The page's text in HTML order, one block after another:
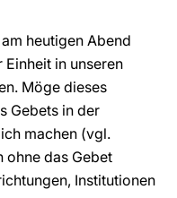
heutigen Abend
in unseren
Möge dieses
Gebets in der
machen (vgl.
ohne das Gebet
Institutionen